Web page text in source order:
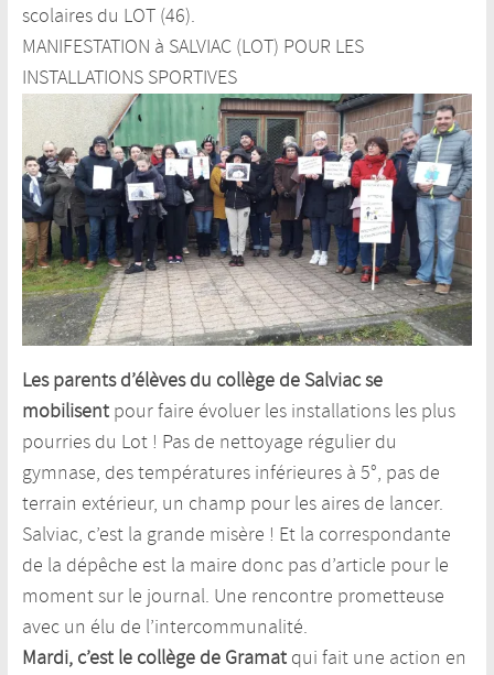
scolaires du LOT (46).
MANIFESTATION à SALVIAC (LOT) POUR LES
INSTALLATIONS SPORTIVES
Les parents d’élèves du collège de Salviac se
mobilisentpour faire évoluer les installations les plus
pourries du Lot ! Pas de nettoyage régulier du
gymnase, des températures inférieures à 5°, pas de
terrain extérieur, un champ pour les aires de lancer.
Salviac, c’est la grande misère ! Et la correspondante
de la dépêche est la maire donc pas d’article pour le
moment sur le journal. Une rencontre prometteuse
avec un élu de l’intercommunalité.
Mardi, c’est le collège de Gramatqui fait une action en